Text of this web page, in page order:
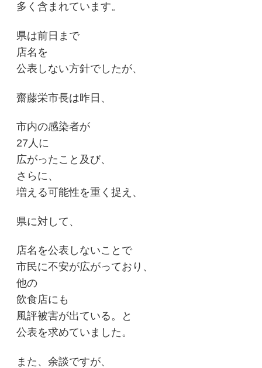
多く含まれています。
県は前日まで
店名を
公表しない方針でしたが、
齋藤栄市長は昨日、
市内の感染者が
27人に
広がったこと及び、
さらに、
増える可能性を重く捉え、
県に対して、
店名を公表しないことで
市民に不安が広がっており、
他の
飲食店にも
風評被害が出ている。と
公表を求めていました。
また、余談ですが、